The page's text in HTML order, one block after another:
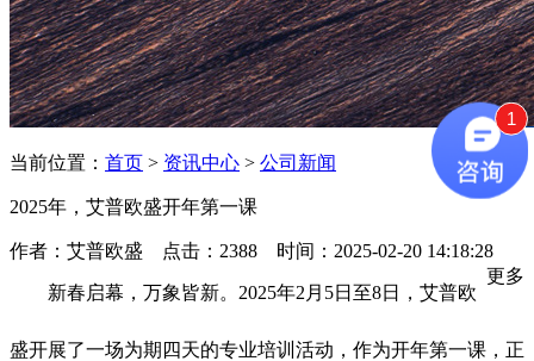
当前位置： 首页 > 资讯中心 > 公司新闻
2025年，艾普欧盛开年第一课
作者：艾普欧盛 点击：2388 时间：2025-02-20 14:18:28
更多
新春启幕，万象皆新。2025年2月5日至8日，艾普欧
盛开展了一场为期四天的专业培训活动，作为开年第一课，正
1